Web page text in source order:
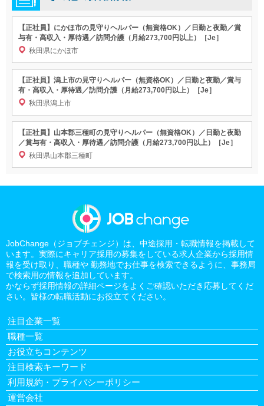
【正社員】にかほ市の見守りヘルパー（無資格OK）／日勤と夜勤／賞
与有・高収入・厚待遇／訪問介護（月給273,700円以上）［Je］
秋田県にかほ市
【正社員】潟上市の見守りヘルパー（無資格OK）／日勤と夜勤／賞与
有・高収入・厚待遇／訪問介護（月給273,700円以上）［Je］
秋田県潟上市
【正社員】山本郡三種町の見守りヘルパー（無資格OK）／日勤と夜勤
／賞与有・高収入・厚待遇／訪問介護（月給273,700円以上）［Je］
秋田県山本郡三種町
JobChange（ジョブチェンジ）は、中途採用・転職情報を掲載して
います。実際にキャリア採用の募集をしている求人企業から採用情
報を受け取り、職種や 勤務地でお仕事を検索できるように、事務局
で検索用の情報を追加しています。
かならず採用情報の詳細ページをよくご確認いただき応募してくだ
さい。皆様の転職活動にお役立てください。
注目企業一覧
職種一覧
お役立ちコンテンツ
注目検索キーワード
利用規約・プライバシーポリシー
運営会社